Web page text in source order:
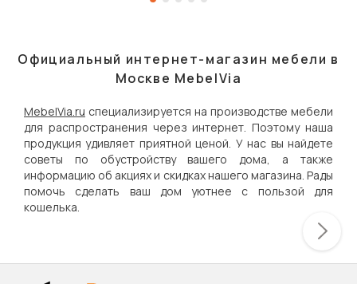
Официальный интернет-магазин мебели в
Москве MebelVia
MebelVia.ru специализируется на производстве мебели
для распространения через интернет. Поэтому наша
продукция удивляет приятной ценой. У нас вы найдете
советы по обустройству вашего дома, а также
информацию об акциях и скидках нашего магазина. Рады
помочь сделать ваш дом уютнее с пользой для
кошелька.